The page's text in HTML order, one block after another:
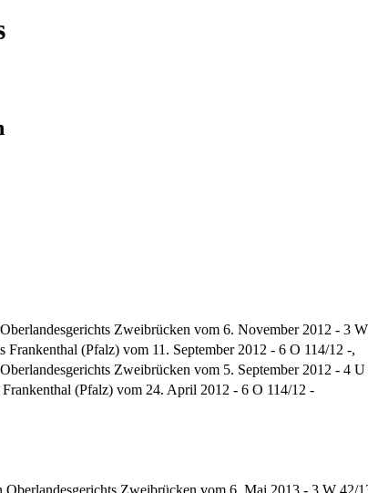
Zweibrücken vom 6. November 2012 - 3
Frankenthal (Pfalz) vom 11. September 2012 - 6 O 114/12 -,
Zweibrücken vom 5. September 2012 - 4
(Pfalz) vom 24. April 2012 - 6 O 114/12 -
Oberlandesgerichts Zweibrücken vom 6. Mai 2013 - 3 W 42/